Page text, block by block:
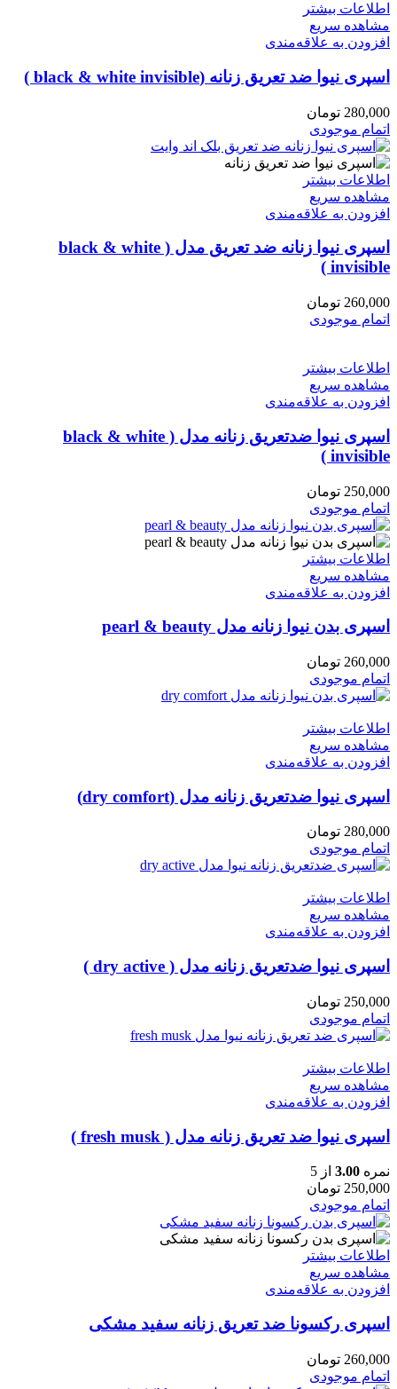
اطلاعات بیشتر
مشاهده سریع
افزودن به علاقه‌مندی
اسپری نیوا ضد تعریق زنانه (black & white invisible )
280,000 تومان
اتمام موجودی
اطلاعات بیشتر
مشاهده سریع
افزودن به علاقه‌مندی
اسپری نیوا زنانه ضد تعریق مدل ( black & white
invisible )
260,000 تومان
اتمام موجودی
اطلاعات بیشتر
مشاهده سریع
افزودن به علاقه‌مندی
اسپری نیوا ضدتعریق زنانه مدل ( black & white
invisible )
250,000 تومان
اتمام موجودی
اطلاعات بیشتر
مشاهده سریع
افزودن به علاقه‌مندی
اسپری بدن نیوا زنانه مدل pearl & beauty
260,000 تومان
اتمام موجودی
اطلاعات بیشتر
مشاهده سریع
افزودن به علاقه‌مندی
اسپری نیوا ضدتعریق زنانه مدل (dry comfort)
280,000 تومان
اتمام موجودی
اطلاعات بیشتر
مشاهده سریع
افزودن به علاقه‌مندی
اسپری نیوا ضدتعریق زنانه مدل ( dry active )
250,000 تومان
اتمام موجودی
اطلاعات بیشتر
مشاهده سریع
افزودن به علاقه‌مندی
اسپری نیوا ضد تعریق زنانه مدل ( fresh musk )
نمره 3.00 از 5
250,000 تومان
اتمام موجودی
اطلاعات بیشتر
مشاهده سریع
افزودن به علاقه‌مندی
اسپری رکسونا ضد تعریق زنانه سفید مشکی
260,000 تومان
اتمام موجودی